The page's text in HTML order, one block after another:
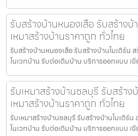
รับสร้างบ้านหนองเสือ รับสร้าง
เหมาสร้างบ้านราคาถูก ทั่วไทย
รับสร้างบ้านหนองเสือ รับสร้างบ้านโมเดิร์น
โนเวทบ้าน รับต่อเติมบ้าน บริการออกแบบ เ
รับเหมาสร้างบ้านชลบุรี รับสร้า
เหมาสร้างบ้านราคาถูก ทั่วไทย
รับเหมาสร้างบ้านชลบุรี รับสร้างบ้านโมเดิร์น
โนเวทบ้าน รับต่อเติมบ้าน บริการออกแบบ เ